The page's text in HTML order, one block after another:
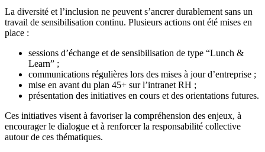
La diversité et l’inclusion ne peuvent s’ancrer durablement sans un
travail de sensibilisation continu. Plusieurs actions ont été mises en
place :
sessions d’échange et de sensibilisation de type “Lunch &
Learn” ;
communications régulières lors des mises à jour d’entreprise ;
mise en avant du plan 45+ sur l’intranet RH ;
présentation des initiatives en cours et des orientations futures.
Ces initiatives visent à favoriser la compréhension des enjeux, à
encourager le dialogue et à renforcer la responsabilité collective
autour de ces thématiques.